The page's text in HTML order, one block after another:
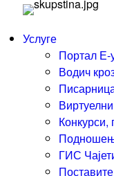
Услуге
Портал Е-
Водич
ГИС